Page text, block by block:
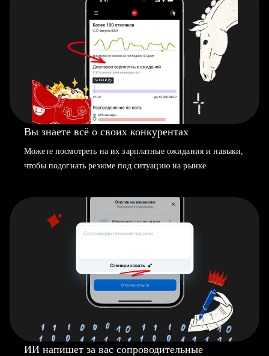
Вы знаете всё о своих конкурентах
Можете посмотреть на их зарплатные ожидания и навыки,
чтобы подогнать резюме под ситуацию на рынке
ИИ напишет за вас сопроводительные